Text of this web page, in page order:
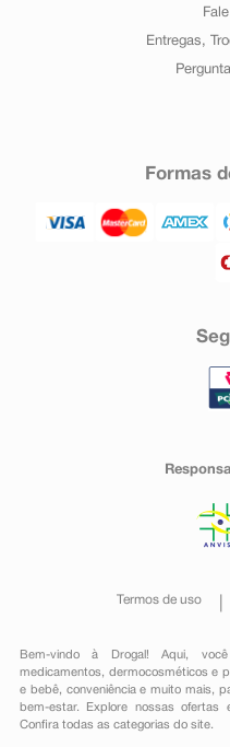
Entregas,
Formas
Termos de uso
Bem-vindo à Drogal! Aqui,
medicamentos , dermocosméticos e
e bebê, conveniênciae muito mais,
bem-estar. Explore nossas
Confira todas as categorias do site.